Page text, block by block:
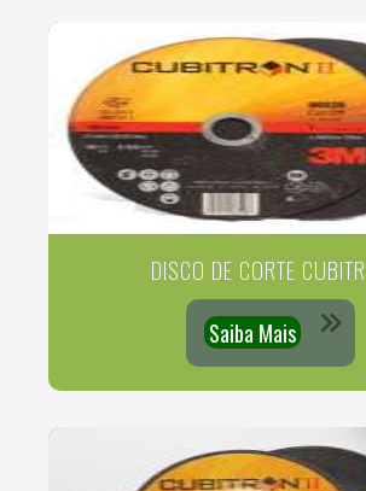
DISCO DE CORTE
Saiba Mais